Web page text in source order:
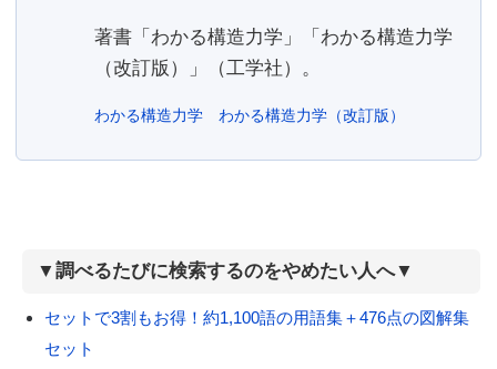
著書「わかる構造力学」「わかる構造力学
（改訂版）」（工学社）。
わかる構造力学 わかる構造力学（改訂版）
▼調べるたびに検索するのをやめたい人へ▼
セットで3割もお得！約1,100語の用語集＋476点の図解集
セット